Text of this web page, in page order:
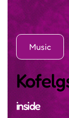
Music
inside